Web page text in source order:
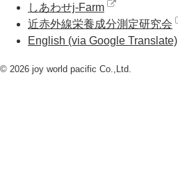
しあわせj-Farm
近赤外線栄養成分測定研究会
English (via Google Translate)
© 2026 joy world pacific Co.,Ltd.